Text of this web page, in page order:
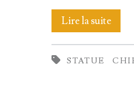
Lire la suiteLe
plus
beau
STATUE